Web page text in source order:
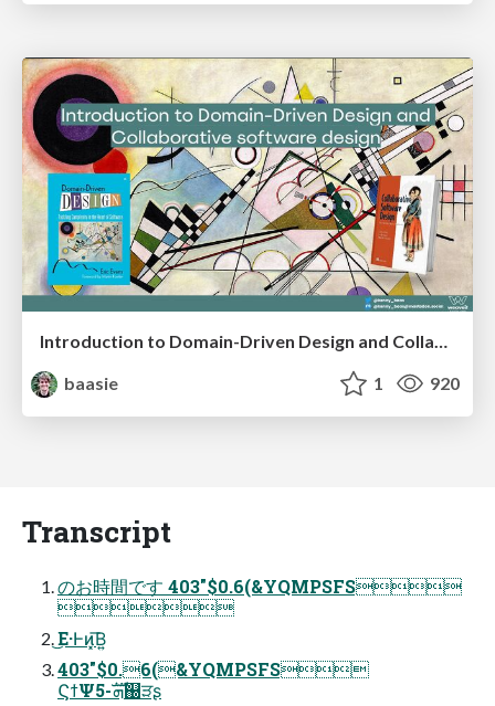
baasie
1 920
Transcript
のお時間です 403"$0.6(&YQMPSFS

͜Ε·Ͱͷ͓͞Β͍
403"$0.6(&YQMPSFS
ϚϯΨܗࣜ-5஀ੜʂ